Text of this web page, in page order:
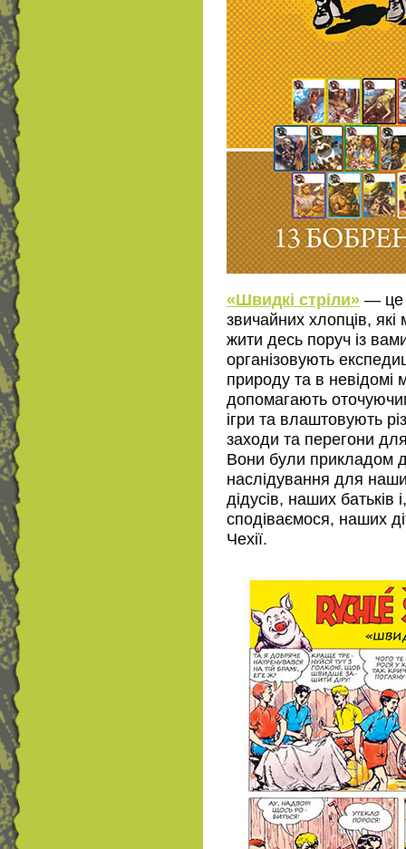
«Швидкі стріли» — це
звичайних хлопців, які
жити десь поруч із
організовують
природу та в невідомі
допомагають
ігри та влаштовують
заходи та перегони
Вони були прикладом
наслідування для
дідусів, наших батьків і,
сподіваємося, наших
Чехії.